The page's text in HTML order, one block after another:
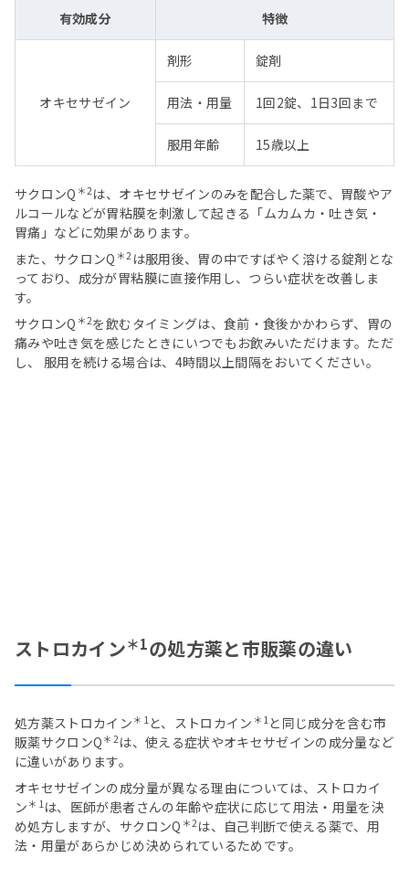
有効成分 特徴
オキセサゼイン
剤形 錠剤
用法・用量 1回2錠、1日3回まで
服用年齢 15歳以上
サクロンQ ＊2 は、オキセサゼインのみを配合した薬で、胃酸やア
ルコールなどが胃粘膜を刺激して起きる「ムカムカ・吐き気・
胃痛」などに効果があります。
また、サクロンQ ＊2 は服用後、胃の中ですばやく溶ける錠剤とな
っており、成分が胃粘膜に直接作用し、つらい症状を改善しま
す。
サクロンQ ＊2を飲むタイミングは、食前・食後かかわらず、胃の
痛みや吐き気を感じたときにいつでもお飲みいただけます。ただ
し、 服用を続ける場合は、4時間以上間隔をおいてください。
ストロカイン＊1の処方薬と市販薬の違い
処方薬ストロカイン ＊1と、ストロカイン ＊1 と同じ成分を含む市
販薬サクロンQ ＊2 は、使える症状やオキセサゼインの成分量など
に違いがあります。
オキセサゼインの成分量が異なる理由については、ストロカイ
ン ＊1 は、医師が患者さんの年齢や症状に応じて用法・用量を決
め処方しますが、サクロンQ ＊2 は、自己判断で使える薬で、用
法・用量があらかじめ決められているためです。